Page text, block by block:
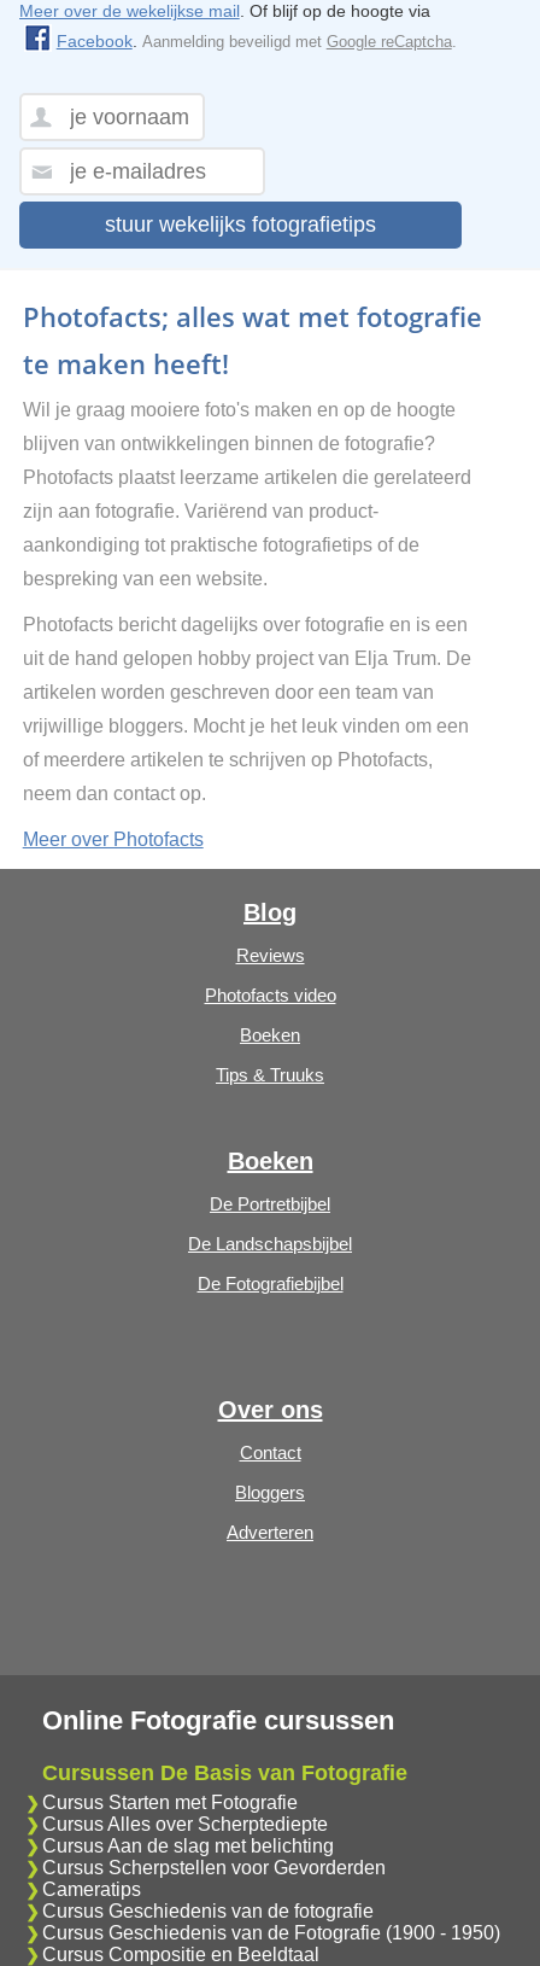
Meer over de wekelijkse mail. Of blijf op de hoogte via
Facebook. Aanmelding beveiligd met Google reCaptcha.
stuur wekelijks fotografietips
Photofacts; alles wat met fotografie
te maken heeft!
Wil je graag mooiere foto's maken en op de hoogte
blijven van ontwikkelingen binnen de fotografie?
Photofacts plaatst leerzame artikelen die gerelateerd
zijn aan fotografie. Variërend van product-
aankondiging tot praktische fotografietips of de
bespreking van een website.
Photofacts bericht dagelijks over fotografie en is een
uit de hand gelopen hobby project van Elja Trum. De
artikelen worden geschreven door een team van
vrijwillige bloggers. Mocht je het leuk vinden om een
of meerdere artikelen te schrijven op Photofacts,
neem dan contact op.
Meer over Photofacts
Blog
Reviews
Photofacts video
Boeken
Tips & Truuks
Boeken
De Portretbijbel
De Landschapsbijbel
De Fotografiebijbel
Over ons
Contact
Bloggers
Adverteren
Online Fotografie cursussen
Cursussen De Basis van Fotografie
Cursus Starten met Fotografie
Cursus Alles over Scherptediepte
Cursus Aan de slag met belichting
Cursus Scherpstellen voor Gevorderden
Cameratips
Cursus Geschiedenis van de fotografie
Cursus Geschiedenis van de Fotografie (1900 - 1950)
Cursus Compositie en Beeldtaal